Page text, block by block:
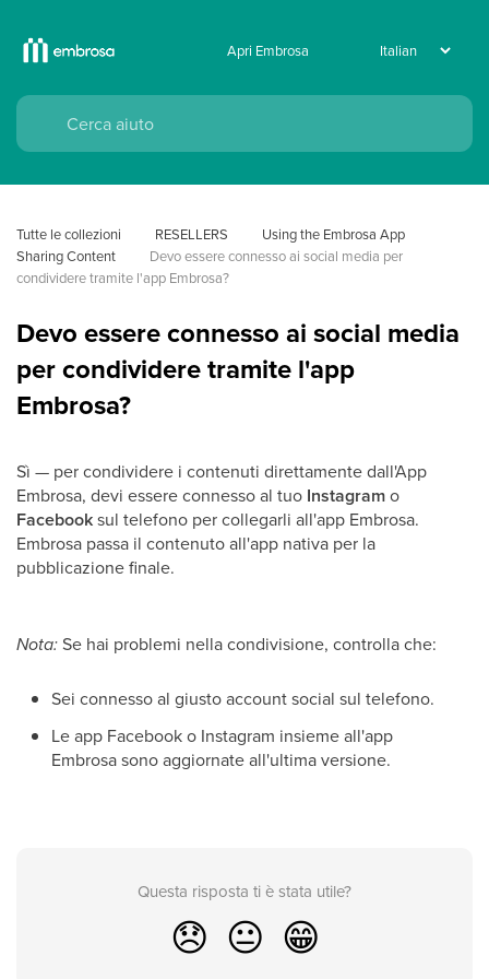
Apri Embrosa
Tutte le collezioni RESELLERS
Using the Embrosa App
Sharing Content
Devo essere connesso ai social media per
condividere tramite l'app Embrosa?
Devo essere connesso ai social media
per condividere tramite l'app
Embrosa?
Sì — per condividere i contenuti direttamente dall'App
Embrosa, devi essere connesso al tuo Instagramo
Facebooksul telefono per collegarli all'app Embrosa.
Embrosa passa il contenuto all'app nativa per la
pubblicazione finale.
Nota:Se hai problemi nella condivisione, controlla che:
Sei connesso al giusto account social sul telefono.
Le app Facebook o Instagram insieme all'app
Embrosa sono aggiornate all'ultima versione.
Questa risposta ti è stata utile?
😞 😐 😁